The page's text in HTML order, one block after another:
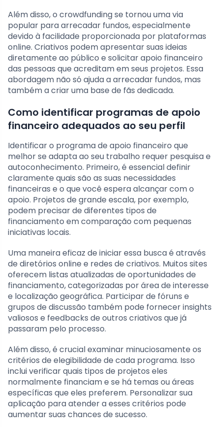
Além disso, o crowdfunding se tornou uma via
popular para arrecadar fundos, especialmente
devido à facilidade proporcionada por plataformas
online. Criativos podem apresentar suas ideias
diretamente ao público e solicitar apoio financeiro
das pessoas que acreditam em seus projetos. Essa
abordagem não só ajuda a arrecadar fundos, mas
também a criar uma base de fãs dedicada.
Como identificar programas de apoio
financeiro adequados ao seu perfil
Identificar o programa de apoio financeiro que
melhor se adapta ao seu trabalho requer pesquisa e
autoconhecimento. Primeiro, é essencial definir
claramente quais são as suas necessidades
financeiras e o que você espera alcançar com o
apoio. Projetos de grande escala, por exemplo,
podem precisar de diferentes tipos de
financiamento em comparação com pequenas
iniciativas locais.
Uma maneira eficaz de iniciar essa busca é através
de diretórios online e redes de criativos. Muitos sites
oferecem listas atualizadas de oportunidades de
financiamento, categorizadas por área de interesse
e localização geográfica. Participar de fóruns e
grupos de discussão também pode fornecer insights
valiosos e feedbacks de outros criativos que já
passaram pelo processo.
Além disso, é crucial examinar minuciosamente os
critérios de elegibilidade de cada programa. Isso
inclui verificar quais tipos de projetos eles
normalmente financiam e se há temas ou áreas
específicas que eles preferem. Personalizar sua
aplicação para atender a esses critérios pode
aumentar suas chances de sucesso.